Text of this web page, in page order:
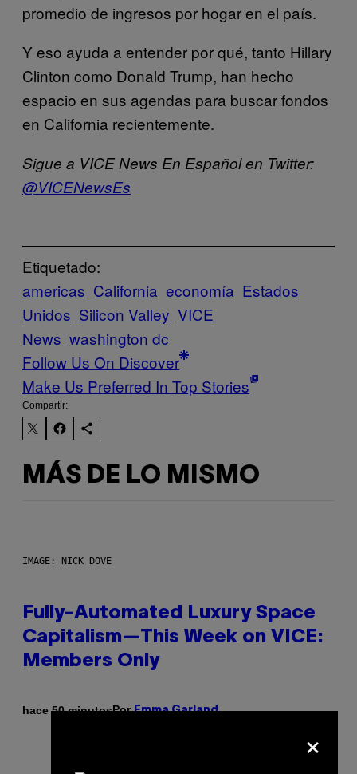
promedio de ingresos por hogar en el país.
Y eso ayuda a entender por qué, tanto Hillary
Clinton como Donald Trump, han hecho
espacio en sus agendas para buscar fondos
en California recientemente.
Sigue a VICE News En Español en Twitter:
@VICENewsEs
Etiquetado:
americas California economía Estados
Unidos Silicon Valley VICE
News washington dc
Follow Us On Discover
Make Us Preferred In Top Stories
Compartir:
MÁS DE LO MISMO
IMAGE: NICK DOVE
Fully-Automated Luxury Space
Capitalism—This Week on VICE:
Members Only
hace 50 minutosPorEmma Garland
×